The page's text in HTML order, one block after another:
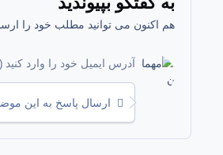
هم اکنون می توانید مطلب خود را
ارسال پاسخ به این